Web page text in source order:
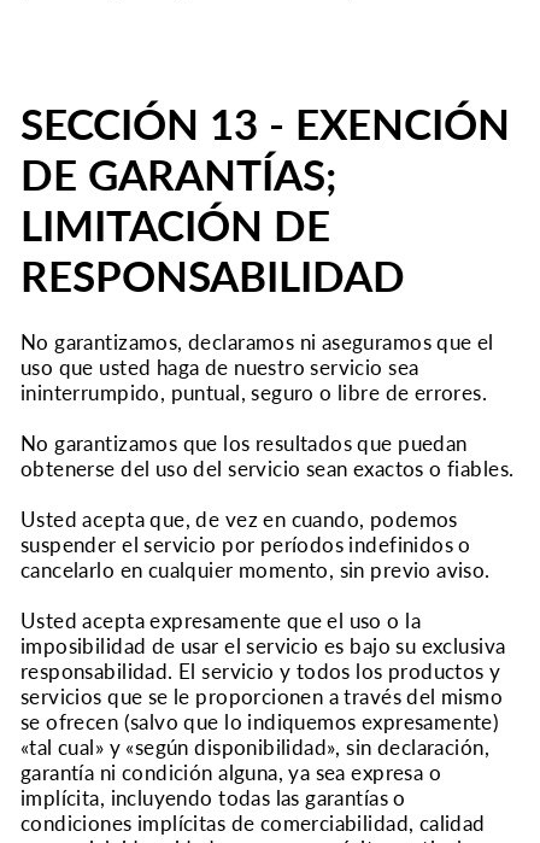
SECCIÓN 13 - EXENCIÓN
DE GARANTÍAS;
LIMITACIÓN DE
RESPONSABILIDAD
No garantizamos, declaramos ni aseguramos que el
uso que usted haga de nuestro servicio sea
ininterrumpido, puntual, seguro o libre de errores.
No garantizamos que los resultados que puedan
obtenerse del uso del servicio sean exactos o fiables.
Usted acepta que, de vez en cuando, podemos
suspender el servicio por períodos indefinidos o
cancelarlo en cualquier momento, sin previo aviso.
Usted acepta expresamente que el uso o la
imposibilidad de usar el servicio es bajo su exclusiva
responsabilidad. El servicio y todos los productos y
servicios que se le proporcionen a través del mismo
se ofrecen (salvo que lo indiquemos expresamente)
«tal cual» y «según disponibilidad», sin declaración,
garantía ni condición alguna, ya sea expresa o
implícita, incluyendo todas las garantías o
condiciones implícitas de comerciabilidad, calidad